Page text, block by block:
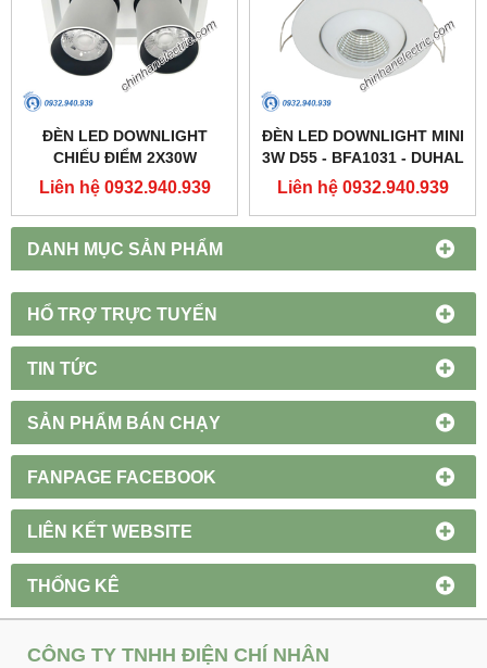
DANH MỤC SẢN PHẨM
HỔ TRỢ TRỰC TUYẾN
TIN TỨC
SẢN PHẨM BÁN CHẠY
FANPAGE FACEBOOK
LIÊN KẾT WEBSITE
THỐNG KÊ
ĐÈN LED DOWNLIGHT
CHIẾU ĐIỂM 2X30W
250X137 - DFC2302 -
Liên hệ 0932.940.939
ĐÈN LED DOWNLIGHT MINI
3W D55 - BFA1031 - DUHAL
Liên hệ 0932.940.939
CÔNG TY TNHH ĐIỆN CHÍ NHÂN